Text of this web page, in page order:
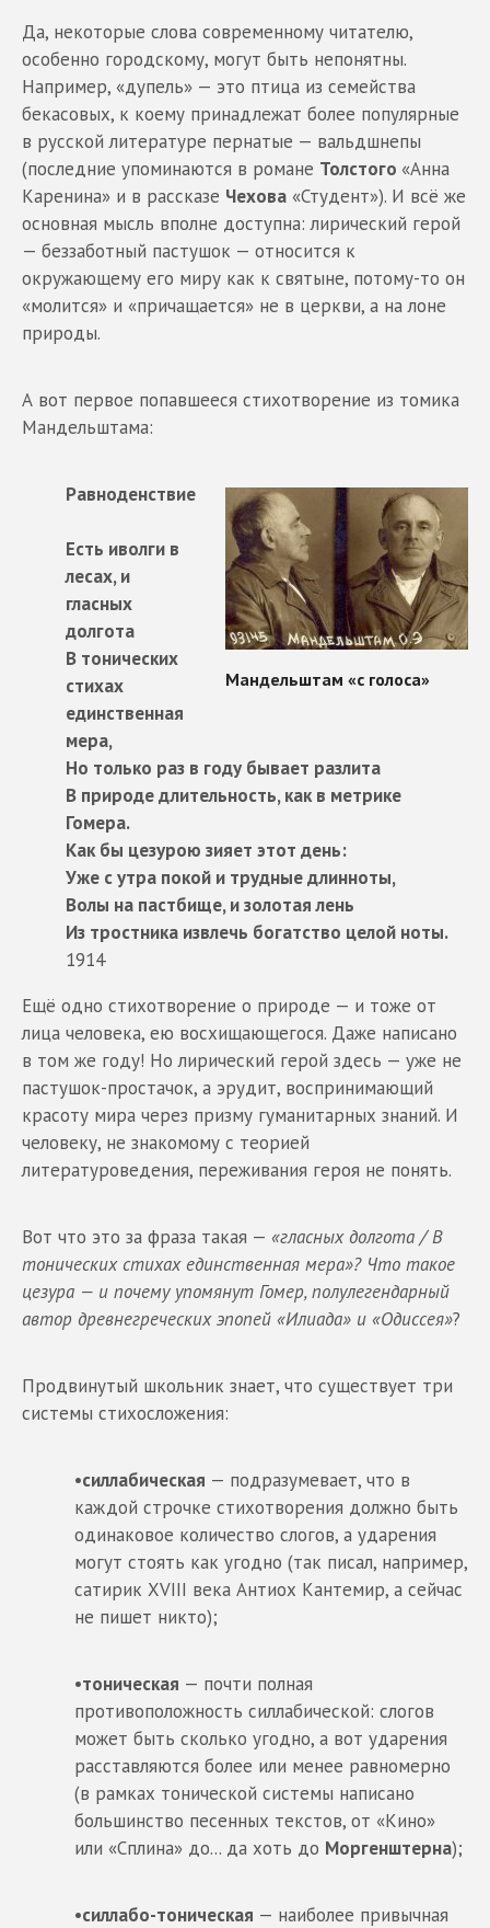
Да, некоторые слова современному читателю,
особенно городскому, могут быть непонятны.
Например, «дупель» — это птица из семейства
бекасовых, к коему принадлежат более популярные
в русской литературе пернатые — вальдшнепы
(последние упоминаются в романе Толстого «Анна
Каренина» и в рассказе Чехова «Студент»). И всё же
основная мысль вполне доступна: лирический герой
— беззаботный пастушок — относится к
окружающему его миру как к святыне, потому-то он
«молится» и «причащается» не в церкви, а на лоне
природы.
А вот первое попавшееся стихотворение из томика
Мандельштама:
Равноденствие
Есть иволги в
лесах, и
гласных
долгота
В тонических
стихах
единственная
мера,
Но только раз в году бывает разлита
В природе длительность, как в метрике
Гомера.
Как бы цезурою зияет этот день:
Уже с утра покой и трудные длинноты,
Волы на пастбище, и золотая лень
Из тростника извлечь богатство целой ноты.
1914
Ещё одно стихотворение о природе — и тоже от
лица человека, ею восхищающегося. Даже написано
в том же году! Но лирический герой здесь — уже не
пастушок-простачок, а эрудит, воспринимающий
красоту мира через призму гуманитарных знаний. И
человеку, не знакомому с теорией
литературоведения, переживания героя не понять.
Вот что это за фраза такая — «гласных долгота / В
тонических стихах единственная мера»? Что такое
цезура — и почему упомянут Гомер, полулегендарный
автор древнегреческих эпопей «Илиада» и «Одиссея»?
Продвинутый школьник знает, что существует три
системы стихосложения:
•силлабическая — подразумевает, что в
каждой строчке стихотворения должно быть
одинаковое количество слогов, а ударения
могут стоять как угодно (так писал, например,
сатирик XVIII века Антиох Кантемир, а сейчас
не пишет никто);
•тоническая — почти полная
противоположность силлабической: слогов
может быть сколько угодно, а вот ударения
расставляются более или менее равномерно
(в рамках тонической системы написано
большинство песенных текстов, от «Кино»
или «Сплина» до... да хоть до Моргенштерна);
•силлабо-тоническая — наиболее привычная